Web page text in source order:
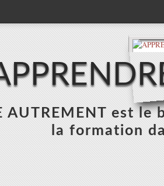
AUTREMENT est
la formation